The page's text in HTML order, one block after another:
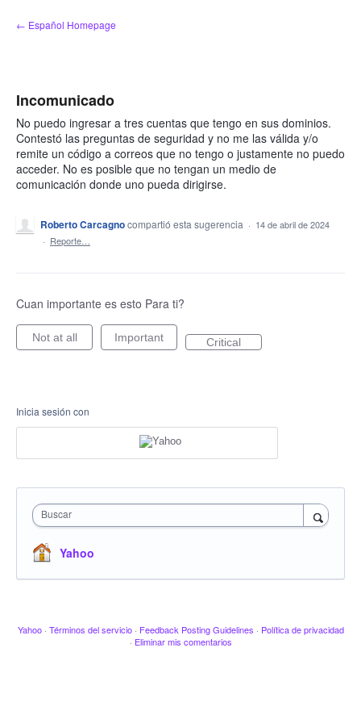
saltar
al
← Español Homepage
Incomunicado
No puedo ingresar a tres cuentas que tengo en sus dominios.
Contestó las preguntas de seguridad y no me las válida y/o
remite un código a correos que no tengo o justamente no puedo
acceder. No es posible que no tengan un medio de
comunicación donde uno pueda dirigirse.
Roberto Carcagnocompartió esta sugerencia · 14 de abril de 2024
· Reporte…
Cuan importante es esto Para ti?
Not at all Important Critical
Inicia sesión con
Buscar
Yahoo
Yahoo · Términos del servicio · Feedback Posting Guidelines · Política de privacidad
· Eliminar mis comentarios